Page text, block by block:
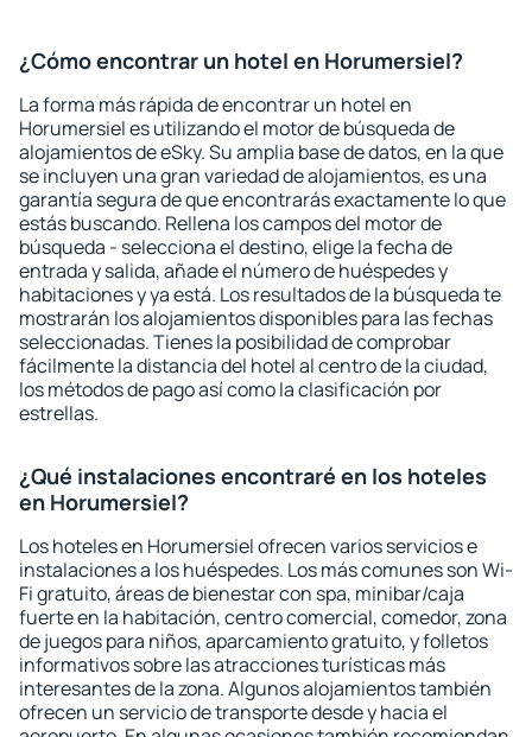
¿Cómo encontrar un hotel en Horumersiel?
La forma más rápida de encontrar un hotel en
Horumersiel es utilizando el motor de búsqueda de
alojamientos de eSky. Su amplia base de datos, en la que
se incluyen una gran variedad de alojamientos, es una
garantía segura de que encontrarás exactamente lo que
estás buscando. Rellena los campos del motor de
búsqueda - selecciona el destino, elige la fecha de
entrada y salida, añade el número de huéspedes y
habitaciones y ya está. Los resultados de la búsqueda te
mostrarán los alojamientos disponibles para las fechas
seleccionadas. Tienes la posibilidad de comprobar
fácilmente la distancia del hotel al centro de la ciudad,
los métodos de pago así como la clasificación por
estrellas.
¿Qué instalaciones encontraré en los hoteles
en Horumersiel?
Los hoteles en Horumersiel ofrecen varios servicios e
instalaciones a los huéspedes. Los más comunes son Wi-
Fi gratuito, áreas de bienestar con spa, minibar/caja
fuerte en la habitación, centro comercial, comedor, zona
de juegos para niños, aparcamiento gratuito, y folletos
informativos sobre las atracciones turísticas más
interesantes de la zona. Algunos alojamientos también
ofrecen un servicio de transporte desde y hacia el